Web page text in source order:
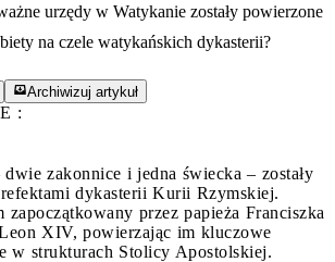
urzędy w Watykanie zostały powierzone
na czele watykańskich dykasterii?
Archiwizuj artykuł
:
zakonnice i jedna świecka – zostały
dykasterii Kurii Rzymskiej.
zapoczątkowany przez papieża Franciszka
XIV, powierzając im kluczowe
w strukturach Stolicy Apostolskiej.